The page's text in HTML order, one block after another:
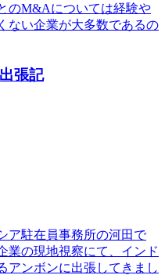
のM&Aについては経験や
ない企業が大多数であるの
張記
ア駐在員事務所の河田で
業の現地視察にて、インド
アンボンに出張してきまし